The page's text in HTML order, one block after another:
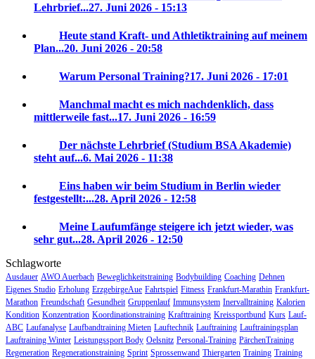
Lehrbrief...27. Juni 2026 - 15:13
Heute stand Kraft- und Athletiktraining auf meinem
Plan...20. Juni 2026 - 20:58
Warum Personal Training?17. Juni 2026 - 17:01
Manchmal macht es mich nachdenklich, dass
mittlerweile fast...17. Juni 2026 - 16:59
Der nächste Lehrbrief (Studium BSA Akademie)
steht auf...6. Mai 2026 - 11:38
Eins haben wir beim Studium in Berlin wieder
festgestellt:...28. April 2026 - 12:58
Meine Laufumfänge steigere ich jetzt wieder, was
sehr gut...28. April 2026 - 12:50
Schlagworte
Ausdauer AWO Auerbach Beweglichkeitstraining Bodybuilding Coaching Dehnen
Eigenes Studio Erholung ErzgebirgeAue Fahrtspiel Fitness Frankfurt-Marathin Frankfurt-
Marathon Freundschaft Gesundheit Gruppenlauf Immunsystem Inervalltraining Kalorien
Kondition Konzentration Koordinationstraining Krafttraining Kreissportbund Kurs Lauf-
ABC Laufanalyse Laufbandtraining Mieten Lauftechnik Lauftraining Lauftrainingsplan
Lauftraining Winter Leistungssport Body Oelsnitz Personal-Training PärchenTraining
Regeneration Regenerationstraining Sprint Sprossenwand Thiergarten Training Training